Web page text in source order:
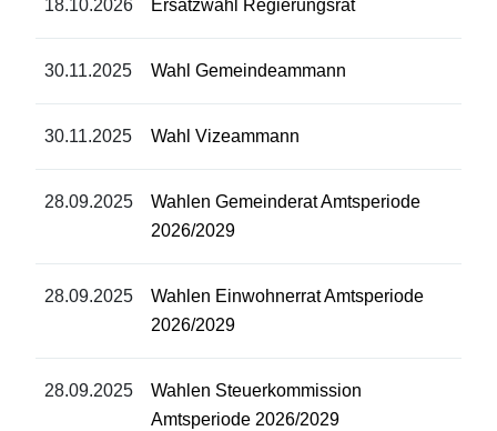
18.10.2026 Ersatzwahl Regierungsrat
30.11.2025 Wahl Gemeindeammann
30.11.2025 Wahl Vizeammann
28.09.2025
Wahlen Gemeinderat Amtsperiode
2026/2029
28.09.2025
Wahlen Einwohnerrat Amtsperiode
2026/2029
28.09.2025
Wahlen Steuerkommission
Amtsperiode 2026/2029